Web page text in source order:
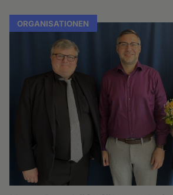
ORGANISATIONEN